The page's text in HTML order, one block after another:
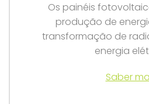
Os painéis
produção de
transformação de
energia
Saber